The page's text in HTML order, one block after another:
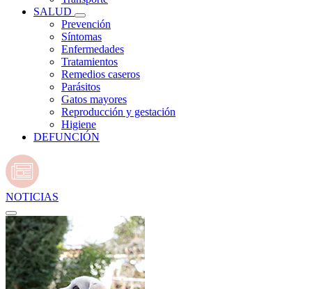
SALUD
Prevención
Síntomas
Enfermedades
Tratamientos
Remedios caseros
Parásitos
Gatos mayores
Reproducción y gestación
Higiene
DEFUNCIÓN
NOTICIAS